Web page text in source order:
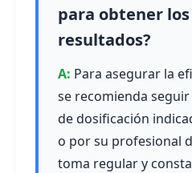
para obtener
resultados?
Para asegurar la
se recomienda
de dosificación
o por su profesional
toma regular y